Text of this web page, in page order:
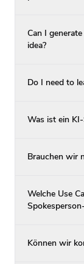
Can I
idea?
Do I need to
Was ist ein
Brauchen wir
Welche Use
Können wir